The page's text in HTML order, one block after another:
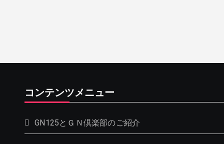
コンテンツメニュー
GN125とＧＮ倶楽部のご紹介